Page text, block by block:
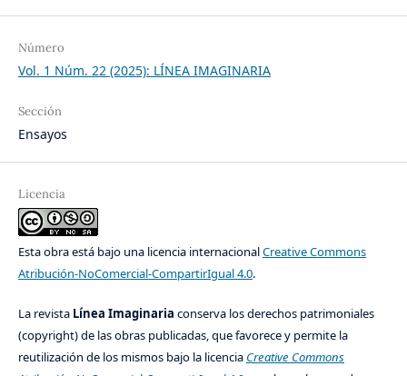
Número
Vol. 1 Núm. 22 (2025): LÍNEA IMAGINARIA
Sección
Ensayos
Licencia
Esta obra está bajo una licencia internacionalCreative Commons
Atribución-NoComercial-CompartirIgual 4.0.
La revista Línea Imaginaria conserva los derechos patrimoniales
(copyright) de las obras publicadas, que favorece y permite la
reutilización de los mismos bajo la licencia Creative Commons